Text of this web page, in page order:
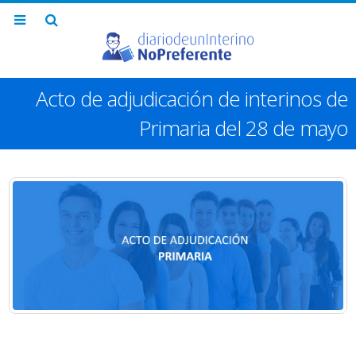
Acto de adjudicación de interinos de
Primaria del 28 de mayo